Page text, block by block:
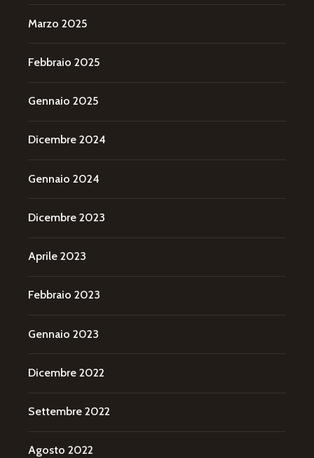
Marzo 2025
Febbraio 2025
Gennaio 2025
Dicembre 2024
Gennaio 2024
Dicembre 2023
Aprile 2023
Febbraio 2023
Gennaio 2023
Dicembre 2022
Settembre 2022
Agosto 2022